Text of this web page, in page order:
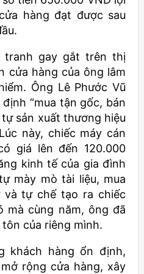
hàng đạt được sau
tranh gay gắt trên thị
cửa hàng của ông lâm
Ông Lê Phước Vũ
“mua tận gốc, bán
sản xuất thương hiệu
này, chiếc máy cán
giá lên đến 120.000
kinh tế của gia đình
mày mò tài liệu, mua
tự chế tạo ra chiếc
mà cùng năm, ông đã
của riêng mình.
khách hàng ổn định,
rộng cửa hàng, xây